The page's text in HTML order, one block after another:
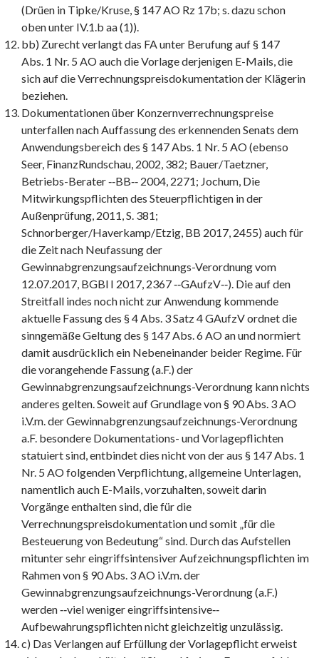
(Drüen in Tipke/Kruse, § 147 AO Rz 17b; s. dazu schon
oben unter IV.1.b aa (1)).
bb) Zurecht verlangt das FA unter Berufung auf § 147
Abs. 1 Nr. 5 AO auch die Vorlage derjenigen E-Mails, die
sich auf die Verrechnungspreisdokumentation der Klägerin
beziehen.
Dokumentationen über Konzernverrechnungspreise
unterfallen nach Auffassung des erkennenden Senats dem
Anwendungsbereich des § 147 Abs. 1 Nr. 5 AO (ebenso
Seer, FinanzRundschau, 2002, 382; Bauer/Taetzner,
Betriebs-Berater ‑‑BB‑‑ 2004, 2271; Jochum, Die
Mitwirkungspflichten des Steuerpflichtigen in der
Außenprüfung, 2011, S. 381;
Schnorberger/Haverkamp/Etzig, BB 2017, 2455) auch für
die Zeit nach Neufassung der
Gewinnabgrenzungsaufzeichnungs-Verordnung vom
12.07.2017, BGBl I 2017, 2367 ‑‑GAufzV‑‑). Die auf den
Streitfall indes noch nicht zur Anwendung kommende
aktuelle Fassung des § 4 Abs. 3 Satz 4 GAufzV ordnet die
sinngemäße Geltung des § 147 Abs. 6 AO an und normiert
damit ausdrücklich ein Nebeneinander beider Regime. Für
die vorangehende Fassung (a.F.) der
Gewinnabgrenzungsaufzeichnungs-Verordnung kann nichts
anderes gelten. Soweit auf Grundlage von § 90 Abs. 3 AO
i.V.m. der Gewinnabgrenzungsaufzeichnungs-Verordnung
a.F. besondere Dokumentations- und Vorlagepflichten
statuiert sind, entbindet dies nicht von der aus § 147 Abs. 1
Nr. 5 AO folgenden Verpflichtung, allgemeine Unterlagen,
namentlich auch E-Mails, vorzuhalten, soweit darin
Vorgänge enthalten sind, die für die
Verrechnungspreisdokumentation und somit „für die
Besteuerung von Bedeutung“ sind. Durch das Aufstellen
mitunter sehr eingriffsintensiver Aufzeichnungspflichten im
Rahmen von § 90 Abs. 3 AO i.V.m. der
Gewinnabgrenzungsaufzeichnungs-Verordnung (a.F.)
werden ‑‑viel weniger eingriffsintensive‑‑
Aufbewahrungspflichten nicht gleichzeitig unzulässig.
c) Das Verlangen auf Erfüllung der Vorlagepflicht erweist